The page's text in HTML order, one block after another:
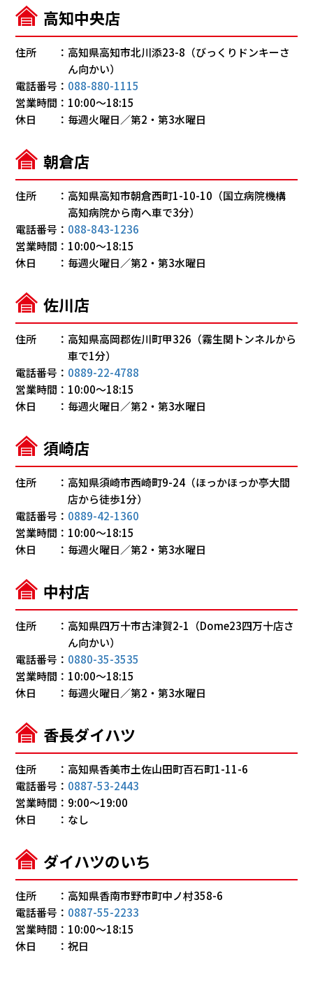
高知中央店
住所
高知県高知市北川添23-8（びっくりドンキーさ
ん向かい）
電話番号
088-880-1115
営業時間
10:00～18:15
休日
毎週火曜日／第2・第3水曜日
朝倉店
住所
高知県高知市朝倉西町1-10-10（国立病院機構
高知病院から南へ車で3分）
電話番号
088-843-1236
営業時間
10:00～18:15
休日
毎週火曜日／第2・第3水曜日
佐川店
住所
高知県高岡郡佐川町甲326（霧生関トンネルから
車で1分）
電話番号
0889-22-4788
営業時間
10:00～18:15
休日
毎週火曜日／第2・第3水曜日
須崎店
住所
高知県須崎市西崎町9-24（ほっかほっか亭大間
店から徒歩1分）
電話番号
0889-42-1360
営業時間
10:00～18:15
休日
毎週火曜日／第2・第3水曜日
中村店
住所
高知県四万十市古津賀2-1（Dome23四万十店さ
ん向かい）
電話番号
0880-35-3535
営業時間
10:00～18:15
休日
毎週火曜日／第2・第3水曜日
香長ダイハツ
住所
高知県香美市土佐山田町百石町1-11-6
電話番号
0887-53-2443
営業時間
9:00～19:00
休日
なし
ダイハツのいち
住所
高知県香南市野市町中ノ村358-6
電話番号
0887-55-2233
営業時間
10:00～18:15
休日
祝日